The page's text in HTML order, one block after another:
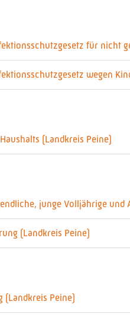
für nicht
wegen
(Landkreis Peine)
junge Volljährige
(Landkreis Peine)
(Landkreis Peine)